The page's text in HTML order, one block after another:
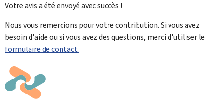
Votre avis a été envoyé avecsuccès !
Nous vous remercions pour votre contribution. Si vous avez
besoin d'aide ou si vous avez des questions, merci d'utiliser le
formulaire de contact.